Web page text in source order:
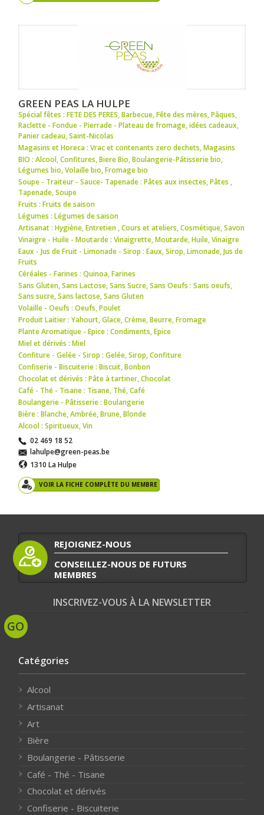
GREEN PEAS LA HULPE
Spécial fêtes : FETE DES PERES,Barbecue,Fête des mères,Pâques,
Raclette - Fondue - Pierrade - Plateau de fromage,idées cadeaux,
Panier cadeau,Saint-Nicolas
Magasins et Horeca : Vrac et contenants zero dechets,Magasins
BIO : Alcool,Confitures,Biere Bio,Boulangerie-Pâtisserie bio,
Légumes bio,Volaille bio,Fromage bio
Soupe - Traiteur - Sauce- Tapenade : Pâtes aux insectes,Pâtes ,
Tapenade,Soupe
Fruits : Fruits de saison
Légumes : Légumes de saison
Artisanat : Hygiène,Entretien ,Cours et ateliers,Cosmétique,Savon
Vinaigre - Huile - Moutarde : Vinaigrette,Moutarde,Huile,Vinaigre
Eaux - Jus de Fruit - Limonade - Sirop : Eaux,Sirop,Limonade,Jus de
Fruits
Céréales - Farines : Quinoa,Farines
Sans Gluten, Sans Lactose, Sans Sucre, Sans Oeufs : Sans oeufs,
Sans sucre,Sans lactose,Sans Gluten
Volaille - Oeufs : Oeufs,Poulet
Produit Laitier : Yahourt,Glace,Crème,Beurre,Fromage
Plante Aromatique - Epice : Condiments,Epice
Miel et dérivés : Miel
Confiture - Gelée - Sirop : Gelée,Sirop,Confiture
Confiserie - Biscuiterie : Biscuit,Bonbon
Chocolat et dérivés : Pâte à tartiner,Chocolat
Café - Thé - Tisane : Tisane, Thé,Café
Boulangerie - Pâtisserie : Boulangerie
Bière : Blanche,Ambrée,Brune,Blonde
Alcool : Spiritueux,Vin
02 469 18 52
lahulpe@green-peas.be
1310 La Hulpe
VOIR LA FICHE COMPLÈTE DU MEMBRE
REJOIGNEZ-NOUS
CONSEILLEZ-NOUS DE FUTURS
MEMBRES
INSCRIVEZ-VOUS À LA NEWSLETTER
Catégories
Alcool
Artisanat
Art
Bière
Boulangerie - Pâtisserie
Café - Thé - Tisane
Chocolat et dérivés
Confiserie - Biscuiterie